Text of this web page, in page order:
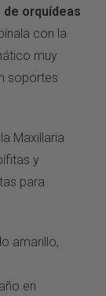
orquídeas
con la
muy
soportes
Maxillaria
y
para
amarillo,
en